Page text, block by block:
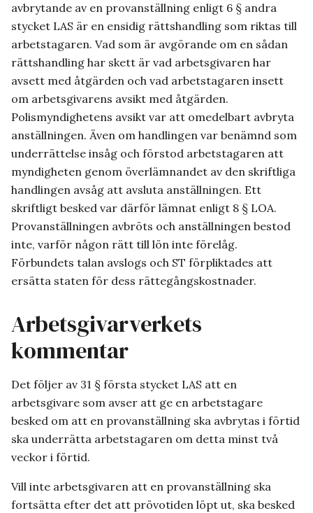
avbrytande av en provanställning enligt 6 § andra
stycket LAS är en ensidig rättshandling som riktas till
arbetstagaren. Vad som är avgörande om en sådan
rättshandling har skett är vad arbetsgivaren har
avsett med åtgärden och vad arbetstagaren insett
om arbetsgivarens avsikt med åtgärden.
Polismyndighetens avsikt var att omedelbart avbryta
anställningen. Även om handlingen var benämnd som
underrättelse insåg och förstod arbetstagaren att
myndigheten genom överlämnandet av den skriftliga
handlingen avsåg att avsluta anställningen. Ett
skriftligt besked var därför lämnat enligt 8 § LOA.
Provanställningen avbröts och anställningen bestod
inte, varför någon rätt till lön inte förelåg.
Förbundets talan avslogs och ST förpliktades att
ersätta staten för dess rättegångskostnader.
Arbetsgivarverkets
kommentar
Det följer av 31 § första stycket LAS att en
arbetsgivare som avser att ge en arbetstagare
besked om att en provanställning ska avbrytas i förtid
ska underrätta arbetstagaren om detta minst två
veckor i förtid.
Vill inte arbetsgivaren att en provanställning ska
fortsätta efter det att prövotiden löpt ut, ska besked